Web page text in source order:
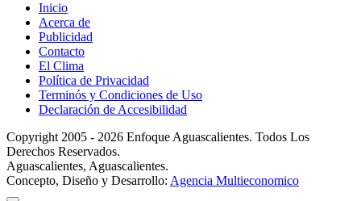
Inicio
Acerca de
Publicidad
Contacto
El Clima
Política de Privacidad
Terminós y Condiciones de Uso
Declaración de Accesibilidad
Copyright 2005 - 2026 Enfoque Aguascalientes. Todos Los
Derechos Reservados.
Aguascalientes, Aguascalientes.
Concepto, Diseño y Desarrollo: Agencia Multieconomico